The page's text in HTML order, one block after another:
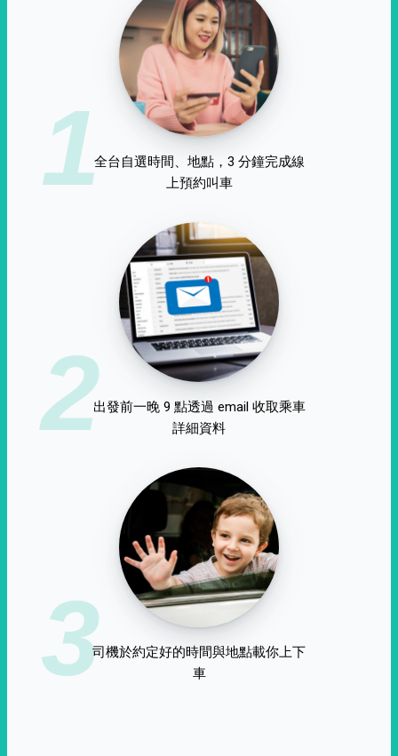
1全台自選時間、地點，3 分鐘完成線
上預約叫車
2出發前一晚 9 點透過 email 收取乘車
詳細資料
3司機於約定好的時間與地點載你上下
車